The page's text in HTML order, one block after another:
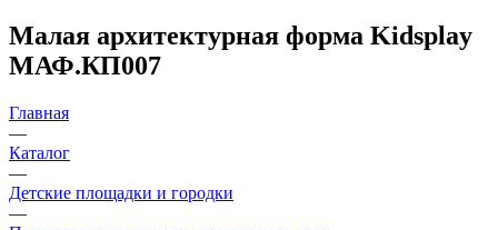
Малая архитектурная форма Kidsplay
МАФ.КП007
Главная
—
Каталог
—
Детские площадки и городки
—